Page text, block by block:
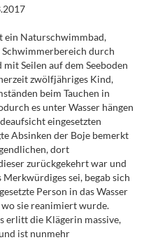
ein Naturschwimmbad,
Schwimmerbereich durch
Seilen auf dem Seeboden
zwölfjähriges Kind,
beim Tauchen in
es unter Wasser hängen
eingesetzten
Absinken der Boje bemerkt
dort
zurückgekehrt war und
sei, begab sich
Person in das Wasser
sie reanimiert wurde.
erlitt die Klägerin massive,
ist nunmehr